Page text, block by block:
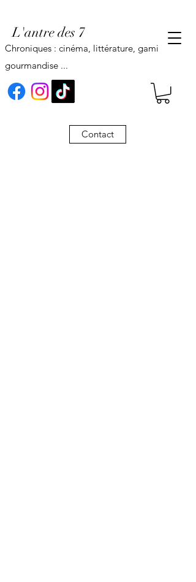
L'antre des 7
Contact
Chroniques : cinéma, littérature, gaming,
gourmandise ...